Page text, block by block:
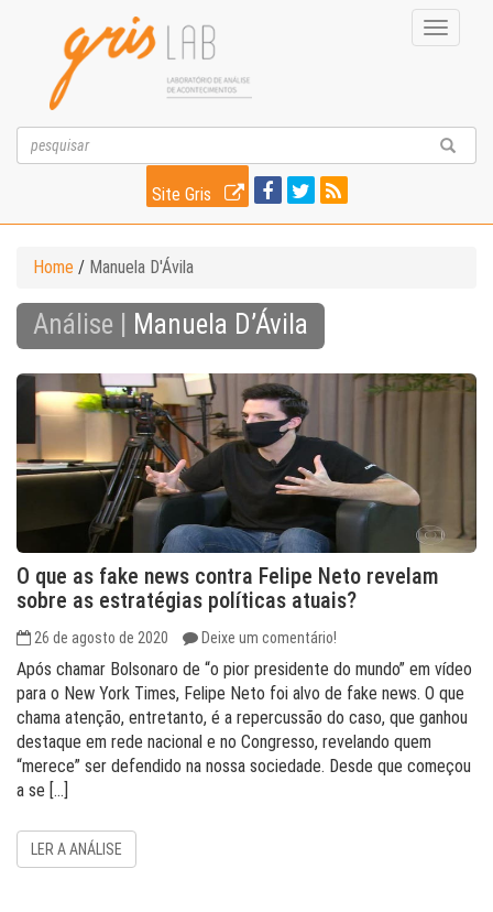
Toggle
Site Gris
Home / Manuela D'Ávila
Análise | Manuela D’Ávila
O que as fake news contra Felipe Neto revelam
sobre as estratégias políticas atuais?
26 de agosto de 2020 Deixe um comentário!
Após chamar Bolsonaro de “o pior presidente do mundo” em vídeo
para o New York Times, Felipe Neto foi alvo de fake news. O que
chama atenção, entretanto, é a repercussão do caso, que ganhou
destaque em rede nacional e no Congresso, revelando quem
“merece” ser defendido na nossa sociedade. Desde que começou
a se […]
LER A ANÁLISE